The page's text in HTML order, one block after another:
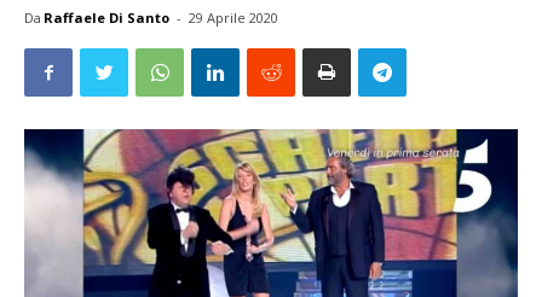
Da Raffaele Di Santo - 29 Aprile 2020